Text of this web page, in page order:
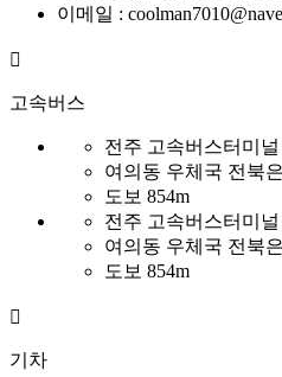
이메일 :
고속버스
전주 고속버스터미
여의동 우체국 전북
도보 854m
전주 고속버스터미
여의동 우체국 전북
도보 854m
기차